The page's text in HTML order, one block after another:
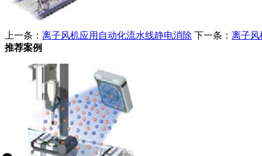
上一条： 离子风机应用自动化流水线静电消除 下一条： 离子风
推荐案例